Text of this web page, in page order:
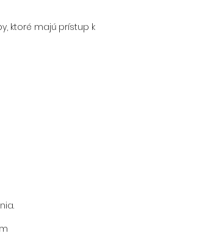
ktoré majú prístup k